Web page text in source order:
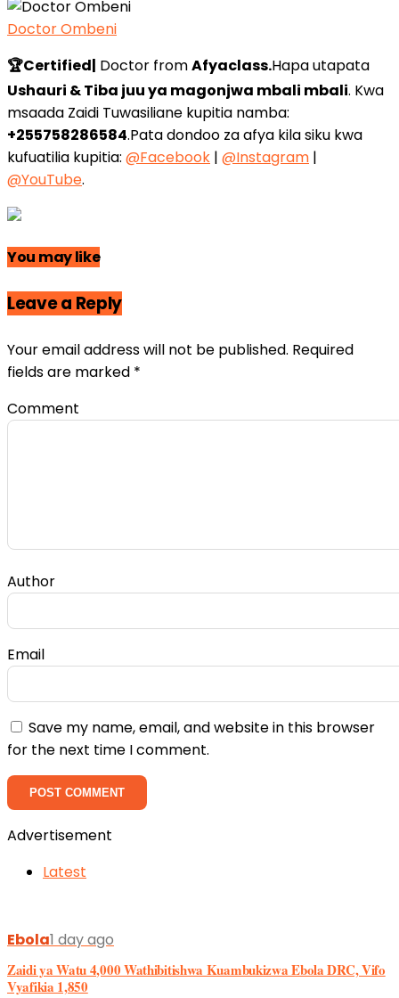
Doctor Ombeni
🏆Certified| Doctor fromAfyaclass.Hapa utapata
Ushauri & Tiba juu ya magonjwa mbali mbali. Kwa
msaada Zaidi Tuwasiliane kupitia namba:
+255758286584.Pata dondoo za afya kila siku kwa
kufuatilia kupitia: @Facebook | @Instagram |
@YouTube.
You may like
Leave a Reply
Your email address will not be published. Required
fields are marked *
Comment
Author
Email
Save my name, email, and website in this browser
for the next time I comment.
Advertisement
Latest
Ebola1 day ago
Zaidi ya Watu 4,000 Wathibitishwa Kuambukizwa Ebola DRC, Vifo
Vyafikia 1,850